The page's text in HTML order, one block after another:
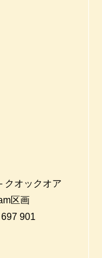
クオックオア
区画
901